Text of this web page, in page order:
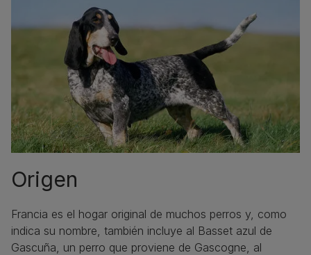
Origen
Francia es el hogar original de muchos perros y, como
indica su nombre, también incluye al Basset azul de
Gascuña, un perro que proviene de Gascogne, al